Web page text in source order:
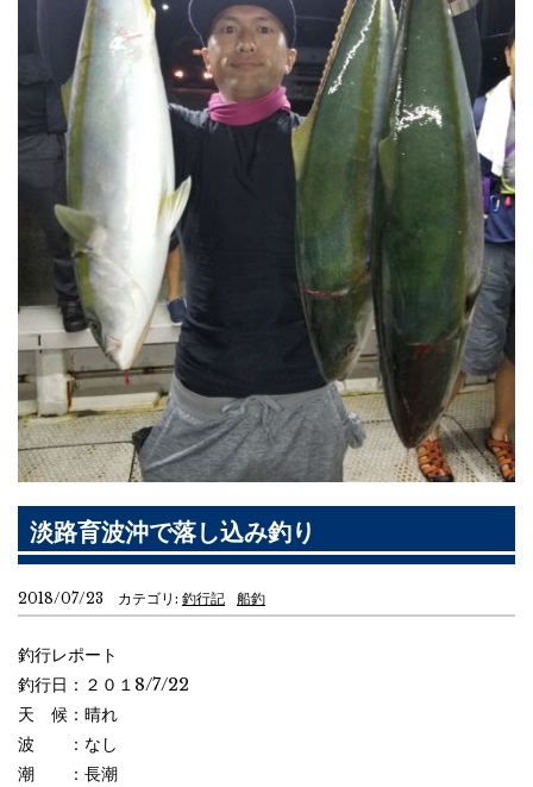
淡路育波沖で落し込み釣り
2018/07/23 カテゴリ: 釣行記 船釣
釣行レポート
釣行日：２０１8/7/22
天 候：晴れ
波 ：なし
潮 ：長潮